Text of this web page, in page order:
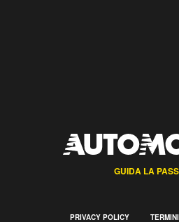
GUIDA LA
PRIVACY POLICY